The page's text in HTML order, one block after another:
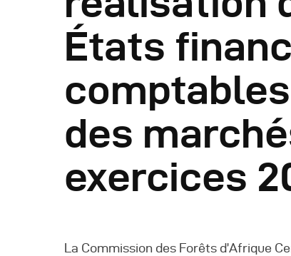
États
des
exercices
La Commission des Forêts d’Afrique